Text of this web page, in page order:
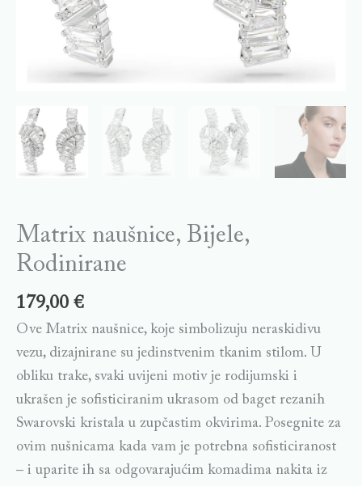
Matrix naušnice, Bijele,
Rodinirane
179,00 €
Ove Matrix naušnice, koje simbolizuju neraskidivu
vezu, dizajnirane su jedinstvenim tkanim stilom. U
obliku trake, svaki uvijeni motiv je rodijumski i
ukrašen je sofisticiranim ukrasom od baget rezanih
Swarovski kristala u zupčastim okvirima. Posegnite za
ovim nušnicama kada vam je potrebna sofisticiranost
– i uparite ih sa odgovarajućim komadima nakita iz